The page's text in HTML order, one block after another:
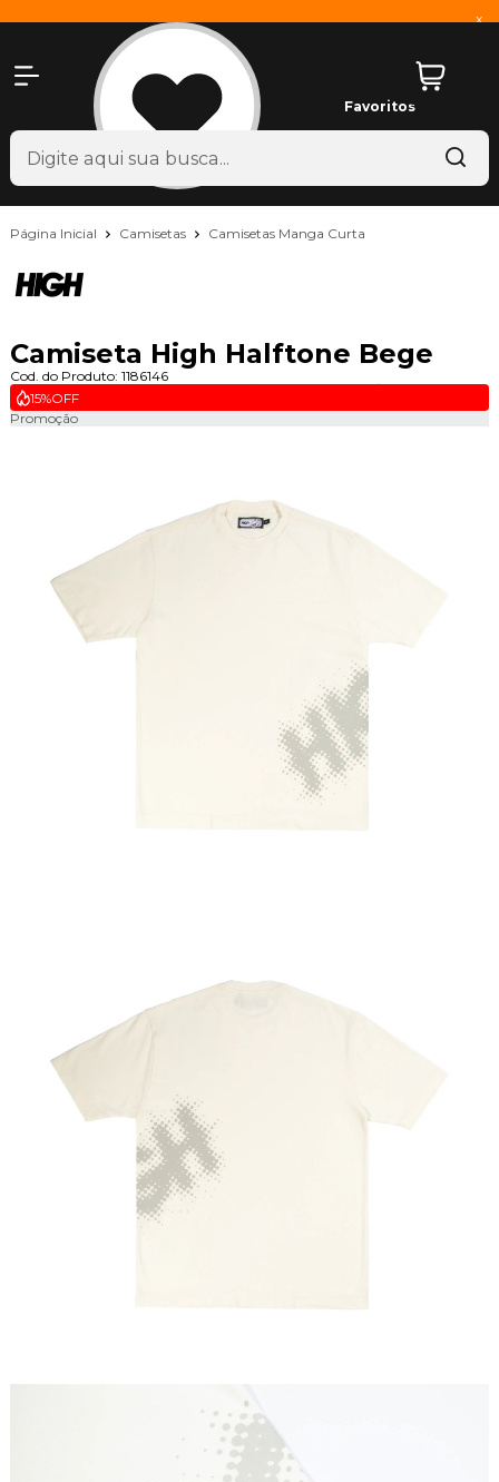
x
Favoritos
Página Inicial Camisetas Camisetas Manga Curta
Camiseta High Halftone Bege
Cod. do Produto: 1186146
15%OFF
Promoção